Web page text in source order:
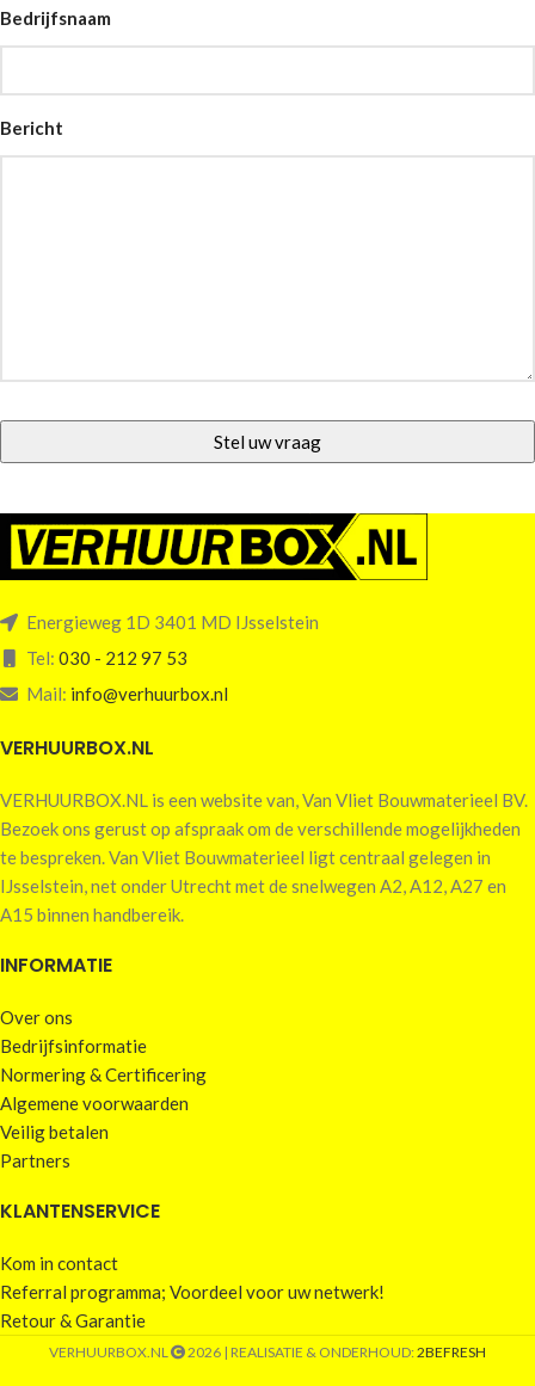
Bedrijfsnaam
Bericht
Energieweg 1D 3401 MD IJsselstein
Tel: 030 - 212 97 53
Mail: info@verhuurbox.nl
VERHUURBOX.NL
VERHUURBOX.NL is een website van, Van Vliet Bouwmaterieel BV.
Bezoek ons gerust op afspraak om de verschillende mogelijkheden
te bespreken. Van Vliet Bouwmaterieel ligt centraal gelegen in
IJsselstein, net onder Utrecht met de snelwegen A2, A12, A27 en
A15 binnen handbereik.
INFORMATIE
Over ons
Bedrijfsinformatie
Normering & Certificering
Algemene voorwaarden
Veilig betalen
Partners
KLANTENSERVICE
Kom in contact
Referral programma; Voordeel voor uw netwerk!
Retour & Garantie
VERHUURBOX.NL 2026 | REALISATIE & ONDERHOUD: 2BEFRESH